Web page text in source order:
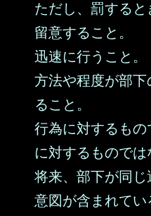
ただし、罰する
留意すること。
迅速に行うこと。
方法や程度が部
ること。
行為に対するも
に対するものでは
将来、部下が同
意図が含まれてい